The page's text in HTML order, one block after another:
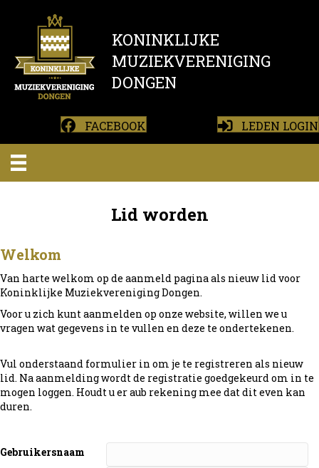
KONINKLIJKE
MUZIEKVERENIGING
DONGEN
FACEBOOK LEDEN LOGIN
Lid worden
Welkom
Van harte welkom op de aanmeld pagina als nieuw lid voor
Koninklijke Muziekvereniging Dongen.
Voor u zich kunt aanmelden op onze website, willen we u
vragen wat gegevens in te vullen en deze te ondertekenen.
Vul onderstaand formulier in om je te registreren als nieuw
lid. Na aanmelding wordt de registratie goedgekeurd om in te
mogen loggen. Houdt u er aub rekening mee dat dit even kan
duren.
Gebruikersnaam